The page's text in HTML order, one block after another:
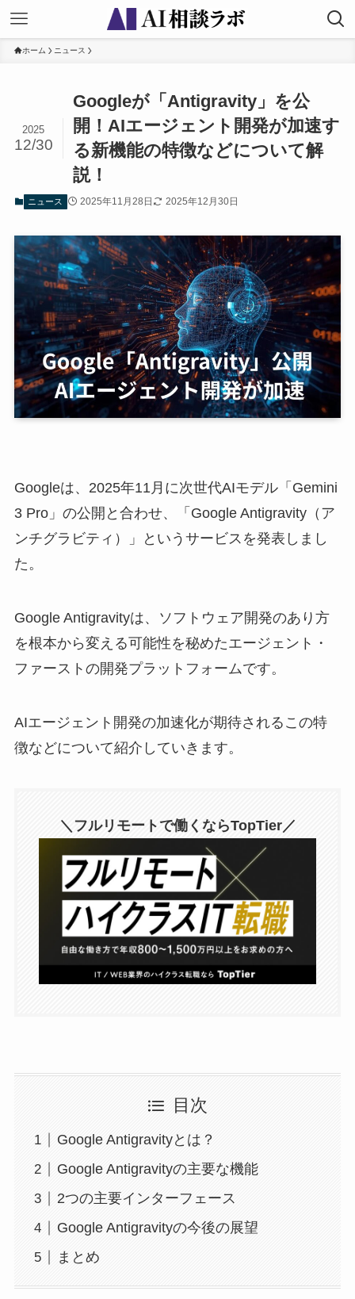
ホーム ニュース
Googleが「Antigravity」を公
開！AIエージェント開発が加速す
る新機能の特徴などについて解
説！
2025
12/30
ニュース 2025年11月28日 2025年12月30日
Googleは、2025年11月に次世代AIモデル「Gemini
3 Pro」の公開と合わせ、「Google Antigravity（ア
ンチグラビティ）」というサービスを発表しまし
た。
Google Antigravityは、ソフトウェア開発のあり方
を根本から変える可能性を秘めたエージェント・
ファーストの開発プラットフォームです。
AIエージェント開発の加速化が期待されるこの特
徴などについて紹介していきます。
＼フルリモートで働くならTopTier／
目次
Google Antigravityとは？
Google Antigravityの主要な機能
2つの主要インターフェース
Google Antigravityの今後の展望
まとめ